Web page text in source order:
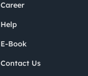
Career
Help
E-Book
Contact Us